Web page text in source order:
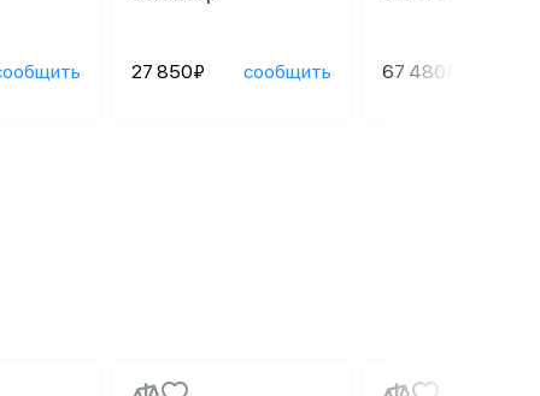
27 850₽ сообщить 67 480₽